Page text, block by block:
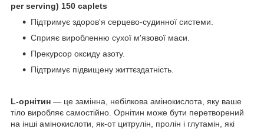
per serving) 150 caplets
Підтримує здоров'я серцево-судинної системи.
Сприяє виробленню сухої м'язової маси.
Прекурсор оксиду азоту.
Підтримує підвищену життєздатність.
L-орнітин — це замінна, небілкова амінокислота, яку ваше
тіло виробляє самостійно. Орнітин може бути перетворений
на інші амінокислоти, як-от цитрулін, пролін і глутамін, які